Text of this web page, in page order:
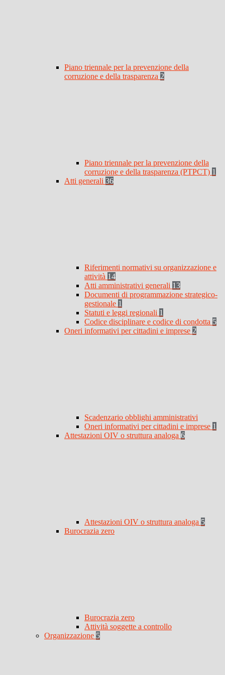
Piano triennale per la prevenzione della
corruzione e della trasparenza 2
Piano triennale per la prevenzione della
corruzione e della trasparenza (PTPCT) 1
Atti generali 36
Riferimenti normativi su organizzazione e
attività 14
Atti amministrativi generali 13
Documenti di programmazione strategico-
gestionale 1
Statuti e leggi regionali 1
Codice disciplinare e codice di condotta 5
Oneri informativi per cittadini e imprese 2
Scadenzario obblighi amministrativi
Oneri informativi per cittadini e imprese 1
Attestazioni OIV o struttura analoga 6
Attestazioni OIV o struttura analoga 5
Burocrazia zero
Burocrazia zero
Attività soggette a controllo
Organizzazione 5